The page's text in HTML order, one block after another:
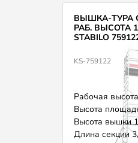
ВЫШКА-ТУРА
РАБ. ВЫСОТА
STABILO
KS-759122
Рабочая
Высота
Высота вышки
Длина секции